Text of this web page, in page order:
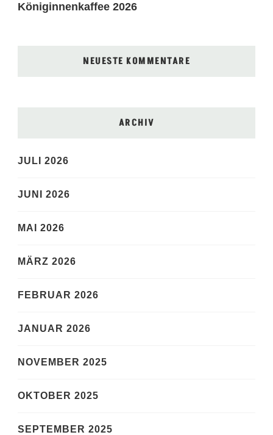
Königinnenkaffee 2026
NEUESTE KOMMENTARE
ARCHIV
JULI 2026
JUNI 2026
MAI 2026
MÄRZ 2026
FEBRUAR 2026
JANUAR 2026
NOVEMBER 2025
OKTOBER 2025
SEPTEMBER 2025